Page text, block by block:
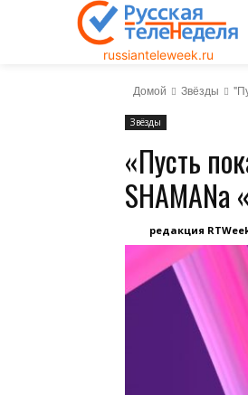
russianteleweek.ru
Домой Звёзды
Звёзды
«Пусть
SHAMANa
редакция